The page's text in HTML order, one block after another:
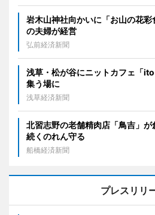
岩木山神社向かいに「お山の花
の夫婦が経営
弘前経済新聞
浅草・松が谷にニットカフェ「
集う場に
浅草経済新聞
北習志野の老舗精肉店「鳥吉」
続くのれん守る
船橋経済新聞
プレスリリ